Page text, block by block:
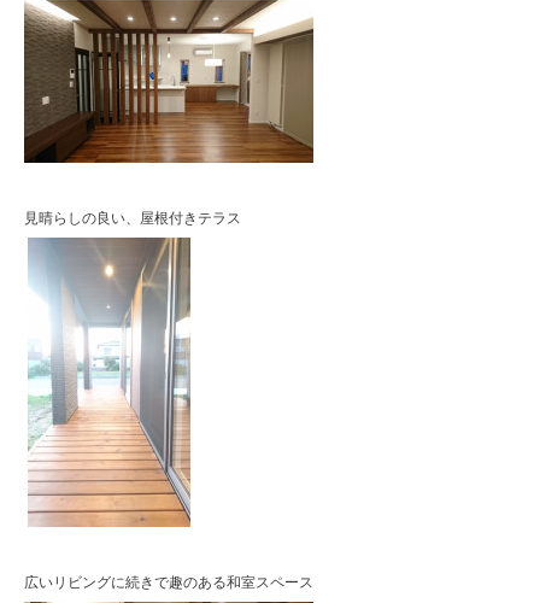
見晴らしの良い、屋根付きテラス
広いリビングに続きで趣のある和室スペース